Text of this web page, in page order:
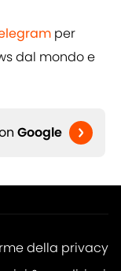
per
dal mondoe
Google
della privacy